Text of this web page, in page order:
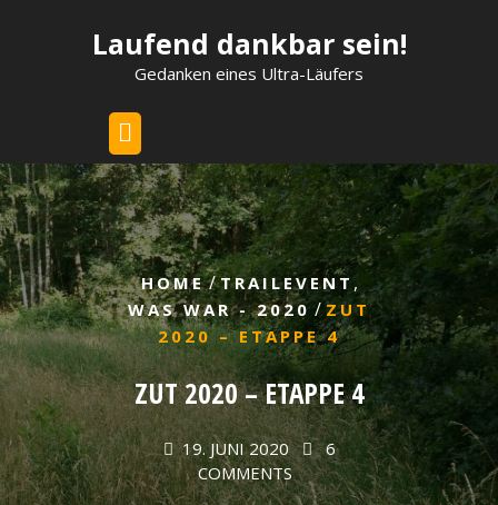
Laufend dankbar sein!
Gedanken eines Ultra-Läufers
HOME/TRAILEVENT ,
WAS WAR - 2020 / ZUT
2020 – ETAPPE 4
ZUT 2020 – ETAPPE 4
19. JUNI 2020
6
COMMENTS